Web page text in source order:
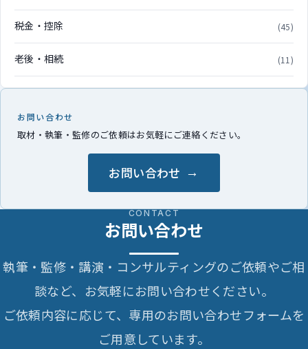
税金・控除 (45)
老後・相続 (11)
お問い合わせ
取材・執筆・監修のご依頼はお気軽にご連絡ください。
お問い合わせ
CONTACT
お問い合わせ
執筆・監修・講演・コンサルティングのご依頼やご相
談など、お気軽にお問い合わせください。
ご依頼内容に応じて、専用のお問い合わせフォームを
ご用意しています。